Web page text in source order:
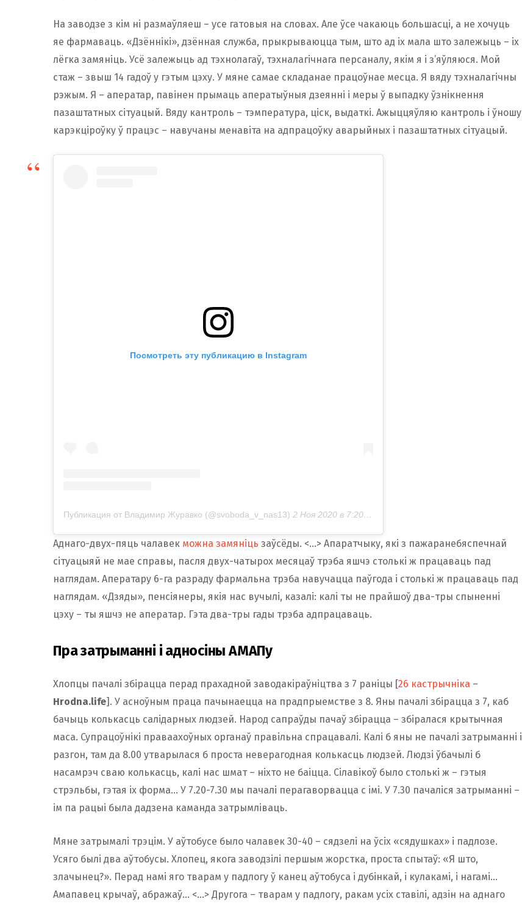
На заводзе з кім ні размаўляеш – усе гатовыя на словах. Але ўсе чакаюць большасці, а не хочуць
яе фармаваць. «Дзённікі», дзённая служба, прыкрываюцца тым, што ад іх мала што залежыць – іх
лёгка замяніць. Усё залежыць ад тэхнолагаў, тэхналагічнага персаналу, якім я і з’яўляюся. Мой
стаж – звыш 14 гадоў у гэтым цэху. У мяне самае складанае працоўнае месца. Я вяду тэхналагічны
рэжым. Я – аператар, павінен прымаць аператыўныя дзеянні і меры ў выпадку ўзнікнення
пазаштатных сітуацый. Вяду кантроль – тэмпература, ціск, выдаткі. Ажыццяўляю кантроль і ўношу
карэкціроўку ў працэс – навучаны менавіта на адпрацоўку аварыйных і пазаштатных сітуацый.
Посмотреть эту публикацию в Instagram
Публикация от Владимир Журавко (@svoboda_v_nas13) 2 Ноя 2020 в 7:20 PST
Аднаго-двух-пяць чалавек можна замяніць заўсёды. <…> Апаратчыку, які з пажаранебяспечнай
сітуацыяй не мае справы, пасля двух-чатырох месяцаў трэба яшчэ столькі ж працаваць пад
наглядам. Аператару 6-га разраду фармальна трэба навучацца паўгода і столькі ж працаваць пад
наглядам. «Дзяды», пенсіянеры, якія нас вучылі, казалі: калі ты не прайшоў два-тры спыненні
цэху – ты яшчэ не аператар. Гэта два-тры гады трэба адпрацаваць.
Пра затрыманні і адносіны АМАПу
Хлопцы пачалі збірацца перад прахадной заводакіраўніцтва з 7 раніцы [26 кастрычніка –
Hrodna.life]. У асноўным праца пачынаецца на прадпрыемстве з 8. Яны пачалі збірацца з 7, каб
бачыць колькасць салідарных людзей. Народ сапраўды пачаў збірацца – збіралася крытычная
маса. Супрацоўнікі праваахоўных органаў правільна спрацавалі. Калі б яны не пачалі затрыманні і
разгон, там да 8.00 утварылася б проста неверагодная колькасць людзей. Людзі ўбачылі б
насамрэч сваю колькасць, калі нас шмат – ніхто не баіцца. Сілавікоў было столькі ж – гэтыя
стрэльбы, гэтая іх форма… У 7.20-7.30 мы пачалі перагаворвацца c імі. У 7.30 пачаліся затрыманні –
ім па рацыі была дадзена каманда затрымліваць.
Мяне затрымалі трэцім. У аўтобусе было чалавек 30-40 – сядзелі на ўсіх «сядушках» і падлозе.
Усяго былі два аўтобусы. Хлопец, якога заводзілі першым жорстка, проста спытаў: «Я што,
злачынец?». Перад намі яго тварам у падлогу ў канец аўтобуса і дубінкай, і кулакамі, і нагамі…
Амапавец крычаў, абражаў… <…> Другога – тварам у падлогу, ракам усіх ставілі, адзін на аднаго